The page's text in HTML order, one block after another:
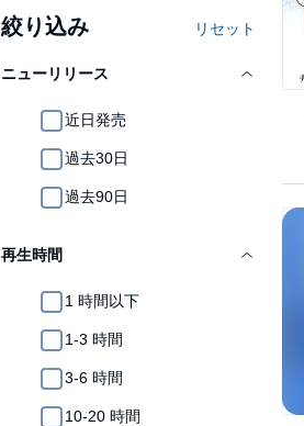
絞り込み リセット
ニューリリース
近日発売
過去30日
過去90日
再生時間
1 時間以下
1-3 時間
3-6 時間
10-20 時間